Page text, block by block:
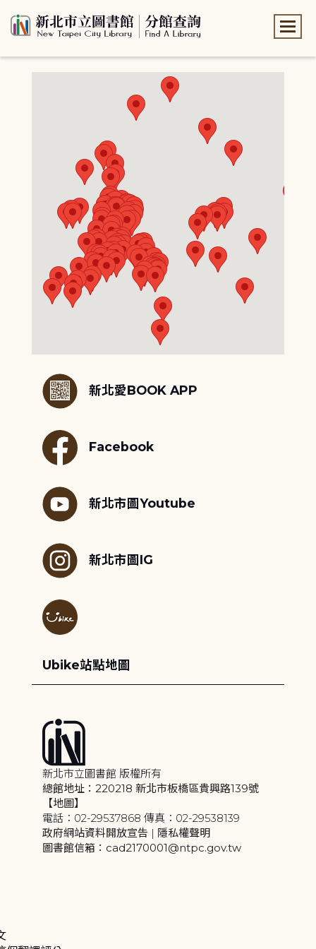
新北愛BOOK APP
Facebook
新北市圖Youtube
新北市圖IG
Ubike站點地圖
新北市立圖書館 版權所有
總館地址：220218 新北市板橋區貴興路139號
【地圖】
電話：02-29537868 傳真：02-29538139
政府網站資料開放宣告 | 隱私權聲明
圖書館信箱：cad2170001@ntpc.gov.tw